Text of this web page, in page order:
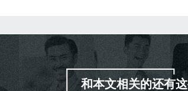
和本文相关的还有